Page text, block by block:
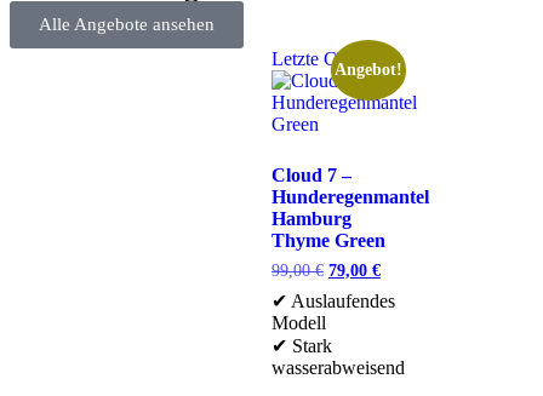
Alle Angebote ansehen
Letzte Chance
Angebot!
Cloud 7 –
Hunderegenmantel
Hamburg
Thyme Green
99,00€ 79,00 €
✔ Auslaufendes
Modell
✔ Stark
wasserabweisend